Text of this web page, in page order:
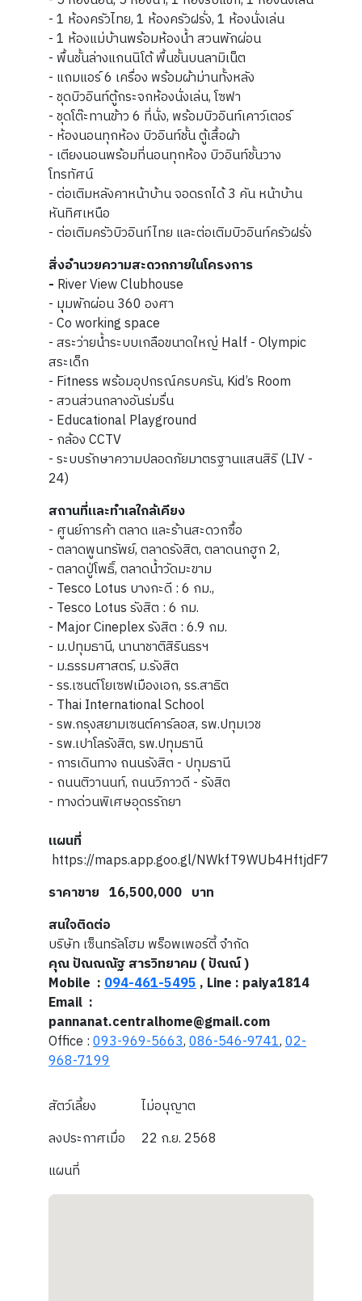
- 1 ห้องครัวไทย, 1 ห้องครัวฝรั่ง, 1 ห้องนั่งเล่น
- 1 ห้องแม่บ้านพร้อมห้องน้ำ สวนพักผ่อน
- พื้นชั้นล่างแกนนิโต้ พื้นชั้นบนลามิเน็ต
- แถมแอร์ 6 เครื่อง พร้อมผ้าม่านทั้งหลัง
- ชุดบิวอินท์ตู้กระจกห้องนั่งเล่น, โซฟา
- ชุดโต๊ะทานข้าว 6 ที่นั่ง, พร้อมบิวอินท์เคาว์เตอร์
- ห้องนอนทุกห้อง บิวอินท์ชั้น ตู้เสื้อผ้า
- เตียงนอนพร้อมที่นอนทุกห้อง บิวอินท์ชั้นวาง
โทรทัศน์
- ต่อเติมหลังคาหน้าบ้าน จอดรถได้ 3 คัน หน้าบ้าน
หันทิศเหนือ
- ต่อเติมครัวบิวอินท์ไทย และต่อเติมบิวอินท์ครัวฝรั่ง
สิ่งอำนวยความสะดวกภายในโครงการ
- River View Clubhouse
- มุุมพักผ่อน 360 องศา
- Co working space
- สระว่ายน้ำระบบเกลือขนาดใหญ่ Half - Olympic
สระเด็ก
- Fitness พร้อมอุปกรณ์ครบครัน, Kid’s Room
- สวนส่วนกลางอันร่มรื่น
- Educational Playground
- กล้อง CCTV
- ระบบรักษาความปลอดภัยมาตรฐานแสนสิริ (LIV -
24)
สถานที่และทำเลใกล้เคียง
- ศูนย์การค้า ตลาด และร้านสะดวกซื้อ
- ตลาดพูนทรัพย์, ตลาดรังสิต, ตลาดนกฮูก 2,
- ตลาดปู่โพธิ์, ตลาดน้ำวัดมะขาม
- Tesco Lotus บางกะดี : 6 กม.,
- Tesco Lotus รังสิต : 6 กม.
- Major Cineplex รังสิต : 6.9 กม.
- ม.ปทุมธานี, นานาชาติสิรินธรฯ
- ม.ธรรมศาสตร์, ม.รังสิต
- รร.เซนต์โยเซฟเมืองเอก, รร.สาธิต
- Thai International School
- รพ.กรุงสยามเซนต์คาร์ลอส, รพ.ปทุมเวช
- รพ.เปาโลรังสิต, รพ.ปทุมธานี
- การเดินทาง ถนนรังสิต - ปทุมธานี
- ถนนติวานนท์, ถนนวิภาวดี - รังสิต
- ทางด่วนพิเศษอุดรรัถยา
แผนที่
https://maps.app.goo.gl/NWkfT9WUb4HftjdF7
ราคาขาย 16,500,000 บาท
สนใจติดต่อ
บริษัท เซ็นทรัลโฮม พร็อพเพอร์ตี้ จำกัด
คุณ ปัณณณัฐ สารวิทยาคม ( ปัณณ์ )
Mobile :094-461-5495, Line : paiya1814
Email :
pannanat.centralhome@gmail.com
Office :093-969-5663,086-546-9741,02-
968-7199
สัตว์เลี้ยง
ไม่อนุญาต
ลงประกาศเมื่อ
22 ก.ย. 2568
แผนที่